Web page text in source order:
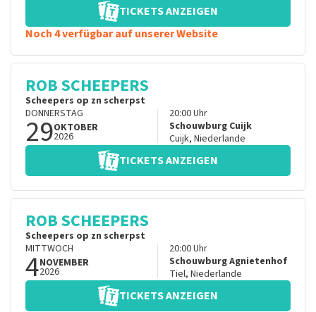
TICKETS ANZEIGEN
Noch 4 verfügbar auf unserer Website
ROB SCHEEPERS
Scheepers op zn scherpst
DONNERSTAG
29OKTOBER
2026
20:00Uhr
Schouwburg Cuijk
Cuijk, Niederlande
TICKETS ANZEIGEN
ROB SCHEEPERS
Scheepers op zn scherpst
MITTWOCH
4NOVEMBER
2026
20:00Uhr
Schouwburg Agnietenhof
Tiel, Niederlande
TICKETS ANZEIGEN